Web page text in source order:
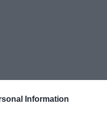
Information